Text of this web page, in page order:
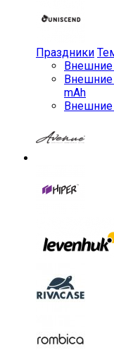
Праздники
Внешние
Внешние
mAh
Внешние